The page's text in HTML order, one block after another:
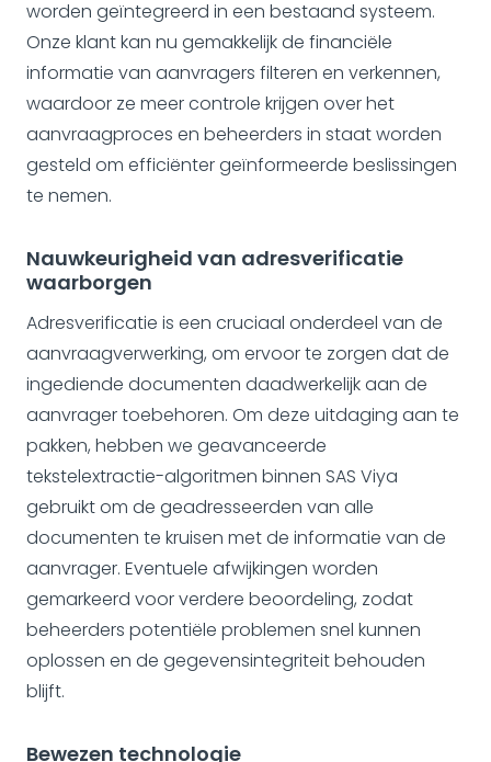
worden geïntegreerd in een bestaand systeem.
Onze klant kan nu gemakkelijk de financiële
informatie van aanvragers filteren en verkennen,
waardoor ze meer controle krijgen over het
aanvraagproces en beheerders in staat worden
gesteld om efficiënter geïnformeerde beslissingen
te nemen.
Nauwkeurigheid van adresverificatie
waarborgen
Adresverificatie is een cruciaal onderdeel van de
aanvraagverwerking, om ervoor te zorgen dat de
ingediende documenten daadwerkelijk aan de
aanvrager toebehoren. Om deze uitdaging aan te
pakken, hebben we geavanceerde
tekstelextractie-algoritmen binnen SAS Viya
gebruikt om de geadresseerden van alle
documenten te kruisen met de informatie van de
aanvrager. Eventuele afwijkingen worden
gemarkeerd voor verdere beoordeling, zodat
beheerders potentiële problemen snel kunnen
oplossen en de gegevensintegriteit behouden
blijft.
Bewezen technologie